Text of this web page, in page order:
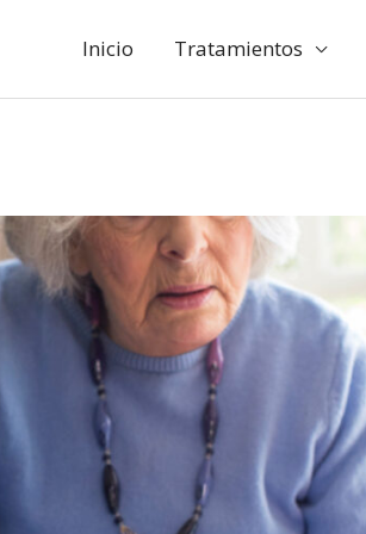
Inicio Tratamientos